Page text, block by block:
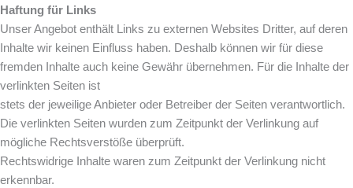
Haftung für Links
Unser Angebot enthält Links zu externen Websites Dritter, auf deren
Inhalte wir keinen Einfluss haben. Deshalb können wir für diese
fremden Inhalte auch keine Gewähr übernehmen. Für die Inhalte der
verlinkten Seiten ist
stets der jeweilige Anbieter oder Betreiber der Seiten verantwortlich.
Die verlinkten Seiten wurden zum Zeitpunkt der Verlinkung auf
mögliche Rechtsverstöße überprüft.
Rechtswidrige Inhalte waren zum Zeitpunkt der Verlinkung nicht
erkennbar.